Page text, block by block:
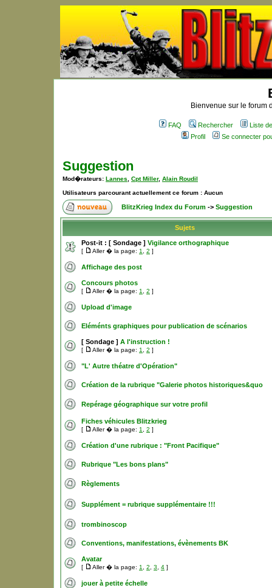
Bienvenue sur le forum
FAQ Rechercher
Liste
Profil
Se connecter
Suggestion
Mod�rateurs: Lannes Cpt Miller, Alain Roudil
Utilisateurs parcourant actuellement ce forum : Aucun
BlitzKrieg Index du Forum -> Suggestion
Sujets
Post-it : [ Sondage ] Vigilance orthographique
[ Aller � la page: 1 2 ]
Affichage des post
Concours photos
[ Aller � la page: 1 2 ]
Upload d'image
Eléménts graphiques pour publication de scénarios
[ Sondage ] A l'instruction !
[ Aller � la page: 1 2 ]
"L' Autre théatre d'Opération"
Création de la rubrique "Galerie photos historiques&quo
Repérage géographique sur votre profil
Fiches véhicules Blitzkrieg
[ Aller � la page: 1 2 ]
Création d'une rubrique : "Front Pacifique"
Rubrique "Les bons plans"
Règlements
Supplément = rubrique supplémentaire !!!
trombinoscop
Conventions, manifestations, évènements BK
Avatar
[ Aller � la page: 1 2 3 4 ]
jouer à petite échelle